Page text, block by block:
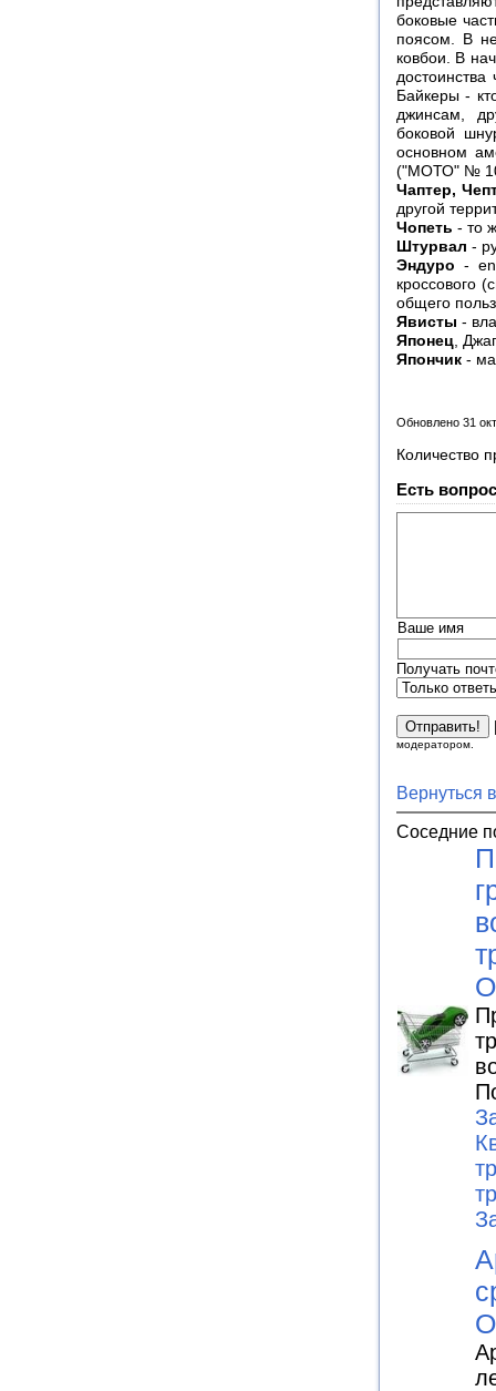
боковые
поясом. В
ковбои. В
достоинства
Байкеры -
джинсам,
боковой
основном
("МОТО" №
Чаптер,
другой
Чопеть - то
Штурвал -
Эндуро -
кроссового
общего
Явисты -
Японец,
Япончик -
Обновлено 31
Количество
Есть
Ваше имя
Получать
модератором.
Вернуться
Соседние